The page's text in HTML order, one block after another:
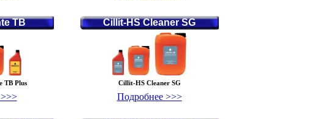
TB Cillit-HS Cleaner SG
TB Plus Cillit-HS Cleaner SG
Подробнее >>>